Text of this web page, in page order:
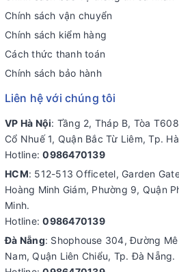
Chính sách vận chuyển
Chính sách kiểm hàng
Cách thức thanh toán
Chính sách bảo hành
Liên hệ với chúng tôi
VP Hà Nội: Tầng 2, Tháp B, Tòa
Cổ Nhuế 1, Quận Bắc Từ Liêm, Tp.
Hotline:0986470139
HCM: 512-513 Officetel, Garden
Hoàng Minh Giám, Phường 9, Quận
Minh.
Hotline:0986470139
Đà Nẵng: Shophouse 304, Đường
Nam, Quận Liên Chiểu, Tp. Đà Nẵng.